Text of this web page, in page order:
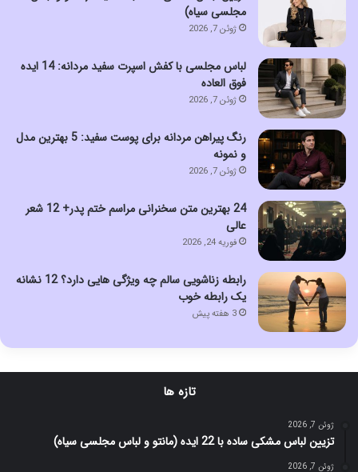
مجلسی سیاه)
ژوئن 7, 2026
لباس مجلسی با کفش اسپرت سفید مردانه: 14 ایده
فوق العاده
ژوئن 7, 2026
رنگ پیراهن مردانه برای پوست سفید: 5 بهترین مدل
و نمونه
ژوئن 7, 2026
24 بهترین متن سخنرانی مراسم ختم پدر+ 12 شعر
عالی
فوریه 24, 2026
رابطه زناشویی سالم چه ویژگی هایی دارد؟ 12 نشانه
یک رابطه خوب
3 هفته پیش
تازه ها
ژوئن 7, 2026
تزیین لباس مشکی ساده با 22 ایده (مانتو و لباس مجلسی سیاه)
ژوئن 7, 2026